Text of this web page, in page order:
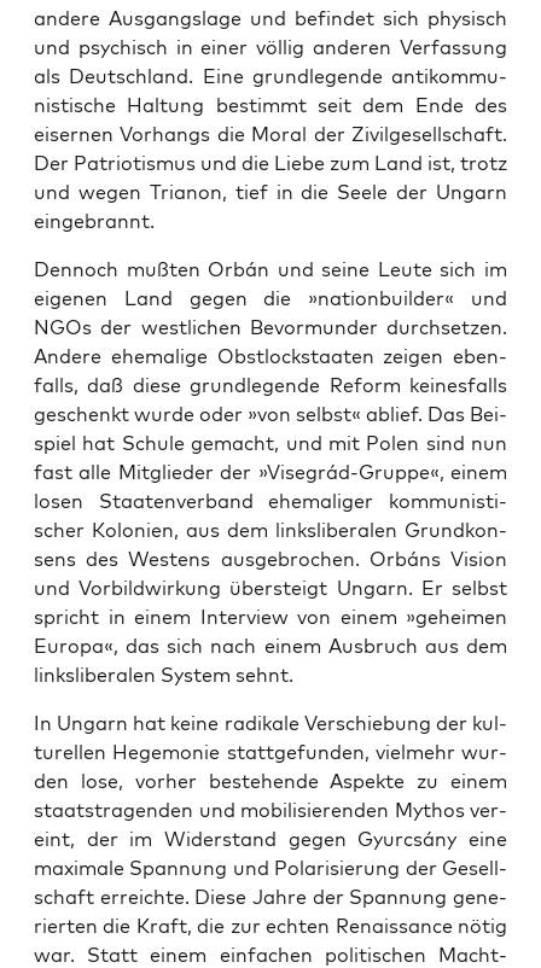
ande­re Aus­gangs­la­ge und befin­det sich phy­sisch
und psy­chisch in einer völ­lig ande­ren Ver­fas­sung
als Deutsch­land. Eine grund­le­gen­de anti­kom­mu­
nis­ti­sche Hal­tung bestimmt seit dem Ende des
eiser­nen Vor­hangs die Moral der Zivil­ge­sell­schaft.
Der Patrio­tis­mus und die Lie­be zum Land ist, trotz
und wegen Tria­non, tief in die See­le der Ungarn
eingebrannt.
Den­noch muß­ten Orbán und sei­ne Leu­te sich im
eige­nen Land gegen die »nati­on­buil­der« und
NGOs der west­li­chen Bevor­mun­der durch­set­zen.
Ande­re ehe­ma­li­ge Obst­lock­staa­ten zei­gen eben­
falls, daß die­se grund­le­gen­de Reform kei­nes­falls
geschenkt wur­de oder »von selbst« ablief. Das Bei­
spiel hat Schu­le gemacht, und mit Polen sind nun
fast alle Mit­glie­der der »Visegrád-Grup­pe«, einem
losen Staa­ten­ver­band ehe­ma­li­ger kom­mu­nis­ti­
scher Kolo­nien, aus dem links­li­be­ra­len Grund­kon­
sens des Wes­tens aus­ge­bro­chen. Orbáns Visi­on
und Vor­bild­wir­kung über­steigt Ungarn. Er selbst
spricht in einem Inter­view von einem »gehei­men
Euro­pa«, das sich nach einem Aus­bruch aus dem
links­li­be­ra­len Sys­tem sehnt.
In Ungarn hat kei­ne radi­ka­le Ver­schie­bung der kul­
tu­rel­len Hege­mo­nie statt­ge­fun­den, viel­mehr wur­
den lose, vor­her bestehen­de Aspek­te zu einem
staats­tra­gen­den und mobi­li­sie­ren­den Mythos ver­
eint, der im Wider­stand gegen Gyurcsá­ny eine
maxi­ma­le Span­nung und Pola­ri­sie­rung der Gesell­
schaft erreich­te. Die­se Jah­re der Span­nung gene­
rier­ten die Kraft, die zur ech­ten Renais­sance nötig
war. Statt einem ein­fa­chen poli­ti­schen Macht­